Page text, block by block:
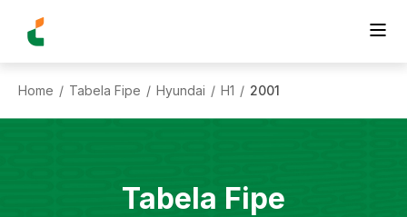
Home / Tabela Fipe / Hyundai / H1 / 2001
Tabela Fipe